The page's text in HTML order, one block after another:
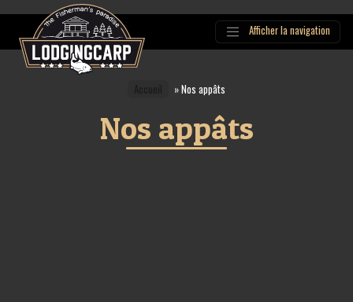
Main
Navigation
Afficher la navigation
»Nos appâts
Nos appâts